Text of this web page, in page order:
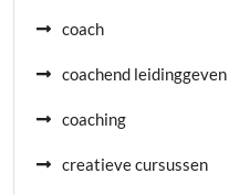
coach
coachend leidinggeven
coaching
creatieve cursussen